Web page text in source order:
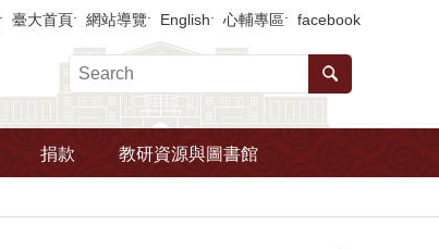
臺大首頁 網站導覽 English 心輔專區 facebook
捐款 教研資源與圖書館